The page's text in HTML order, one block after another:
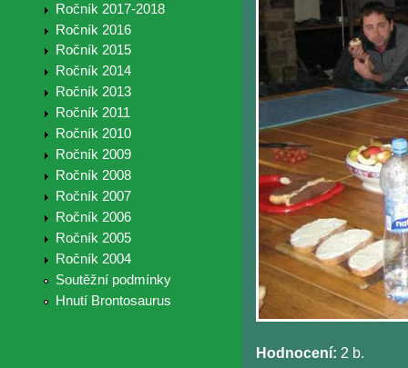
Ročník 2017-2018
Ročník 2016
Ročník 2015
Ročník 2014
Ročník 2013
Ročník 2011
Ročník 2010
Ročník 2009
Ročník 2008
Ročník 2007
Ročník 2006
Ročník 2005
Ročník 2004
Soutěžní podmínky
Hnutí Brontosaurus
Hodnocení: 2 b.